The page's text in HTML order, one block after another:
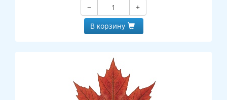
−
+
В корзину